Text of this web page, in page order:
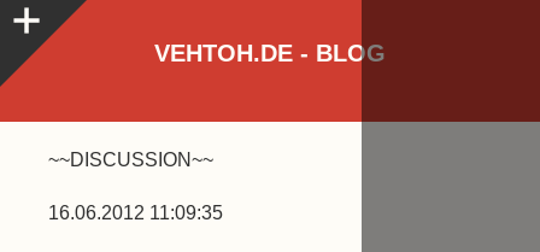
VEHTOH.DE - BLOG
~~DISCUSSION~~
16.06.2012 11:09:35